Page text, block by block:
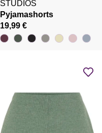
STUDIOS
Pyjamashorts
19,99 €